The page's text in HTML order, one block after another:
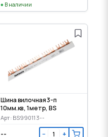
В наличии
Шина вилочная 3-п
10мм.кв, 1метр, BS
Арт: BS990113--
-- − +